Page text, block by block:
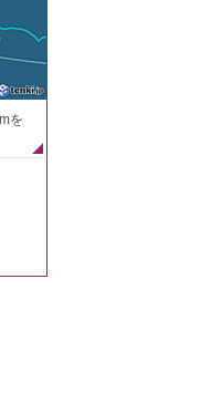
を